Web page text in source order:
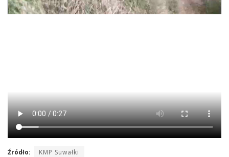
Źródło: KMP Suwałki